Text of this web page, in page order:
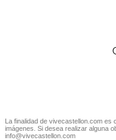
La finalidad de vivecastellon.com
imágenes. Si desea realizar alguna
info@vivecastellon.com